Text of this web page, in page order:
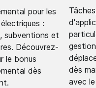
pour les
:
subventions et
Découvrez-
le bonus
dès
dès
avec